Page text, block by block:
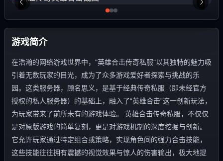
游戏简介
在浩瀚的网络游戏世界中，"英雄合击传奇私服"以其独特的魅力吸
引着无数玩家的目光，成为了众多游戏爱好者探索与挑战的乐
园。这类服务器，顾名思义，是基于经典传奇私服（即未经官方
授权的私人服务器）的基础上，融入了“英雄合击”这一创新玩法，
为玩家带来了前所未有的游戏体验。 英雄合击传奇私服，不仅仅
是对原版游戏的简单复刻，更是对游戏机制的深度挖掘与创新。
它允许玩家通过特定组合或策略，实现角色间的强力合击技能，
这些技能往往拥有震撼的视觉效果与惊人的伤害输出，极大地提